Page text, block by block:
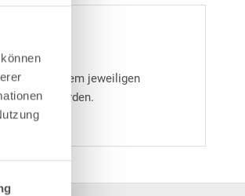
oben auf dem jeweiligen
werden.